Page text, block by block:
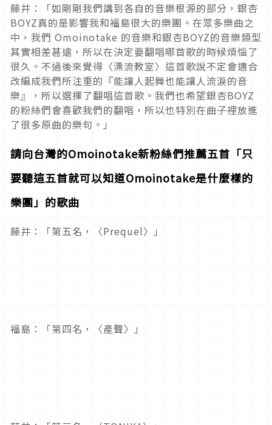
藤井：「如剛剛我們講到各自的音樂根源的部分，銀杏
BOYZ真的是影響我和福島很大的樂團。在眾多樂曲之
中，我們 Omoinotake 的音樂和銀杏BOYZ的音樂類型
其實相差甚遠，所以在決定要翻唱哪首歌的時候煩惱了
很久。不過後來覺得〈漂流教室〉這首歌說不定會適合
改編成我們所注重的『能讓人起舞也能讓人流淚的音
樂』，所以選擇了翻唱這首歌。我們也希望銀杏BOYZ
的粉絲們會喜歡我們的翻唱，所以也特別在曲子裡放進
了很多原曲的樂句。」
請向台灣的Omoinotake新粉絲們推薦五首「只
要聽這五首就可以知道Omoinotake是什麼樣的
樂團」的歌曲
藤井：「第五名，〈Prequel〉」
福島：「第四名，〈產聲〉」